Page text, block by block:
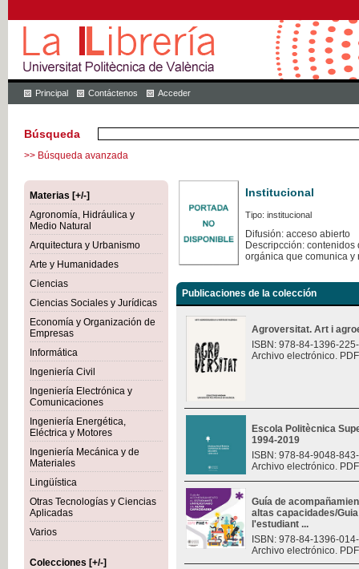
Principal Contáctenos Acceder
Búsqueda
>> Búsqueda avanzada
Materias [+/-]
Agronomía, Hidráulica y
Medio Natural
Arquitectura y Urbanismo
Arte y Humanidades
Ciencias
Ciencias Sociales y Jurídicas
Economía y Organización de
Empresas
Informática
Ingeniería Civil
Ingeniería Electrónica y
Comunicaciones
Ingeniería Energética,
Eléctrica y Motores
Ingeniería Mecánica y de
Materiales
Lingüística
Otras Tecnologías y Ciencias
Aplicadas
Varios
Colecciones [+/-]
Institucional
Tipo: institucional
Difusión: acceso abierto
Descripcción:
orgánica que comunica y
Publicaciones de la colección
Agroversitat. Art i
ISBN: 978-84-1396-
Archivo electrónico.
Escola Politècnica
1994-2019
ISBN: 978-84-9048-
Archivo electrónico.
Guía de
altas capacidades/
l'estudiant ...
ISBN: 978-84-1396-
Archivo electrónico.